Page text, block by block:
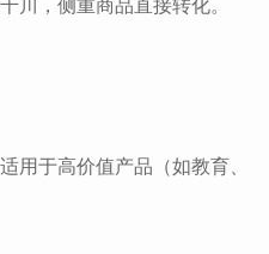
川，侧重商品直接转化。
用于高价值产品（如教育、